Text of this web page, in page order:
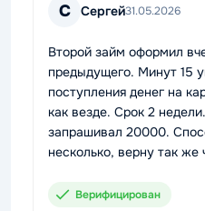
С Сергей31.05.2026
Второй займ оформил
предыдущего. Минут 15
поступления денег на
как везде. Срок 2
запрашивал 20000.
несколько, верну так же
Верифицирован